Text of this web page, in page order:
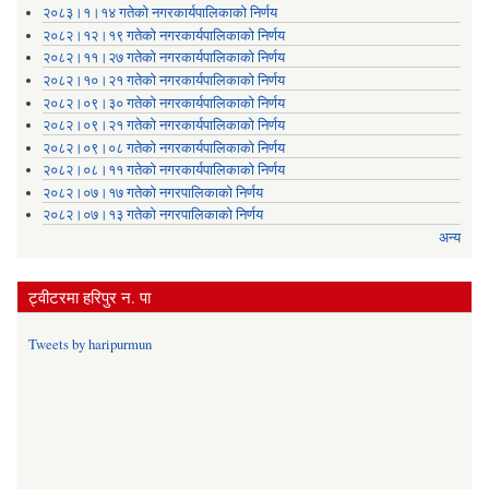
२०८३।१।१४ गतेको नगरकार्यपालिकाको निर्णय
२०८२।१२।१९ गतेको नगरकार्यपालिकाको निर्णय
२०८२।११।२७ गतेको नगरकार्यपालिकाको निर्णय
२०८२।१०।२१ गतेको नगरकार्यपालिकाको निर्णय
२०८२।०९।३० गतेको नगरकार्यपालिकाको निर्णय
२०८२।०९।२१ गतेको नगरकार्यपालिकाको निर्णय
२०८२।०९।०८ गतेको नगरकार्यपालिकाको निर्णय
२०८२।०८।११ गतेको नगरकार्यपालिकाको निर्णय
२०८२।०७।१७ गतेको नगरपालिकाको निर्णय
२०८२।०७।१३ गतेको नगरपालिकाको निर्णय
अन्य
ट्वीटरमा हरिपुर न. पा
Tweets by haripurmun